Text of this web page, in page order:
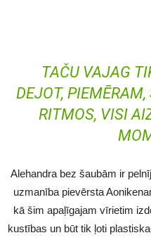
TAČU VAJAG
DEJOT,
RITMOS, VISI
Alehandra bez šaubām ir
uzmanība pievērsta
kā šim apaļīgajam vīrietim
kustības un būt tik ļoti